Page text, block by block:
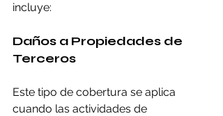
incluye:
Daños a Propiedades de
Terceros
Este tipo de cobertura se aplica
cuando las actividades de